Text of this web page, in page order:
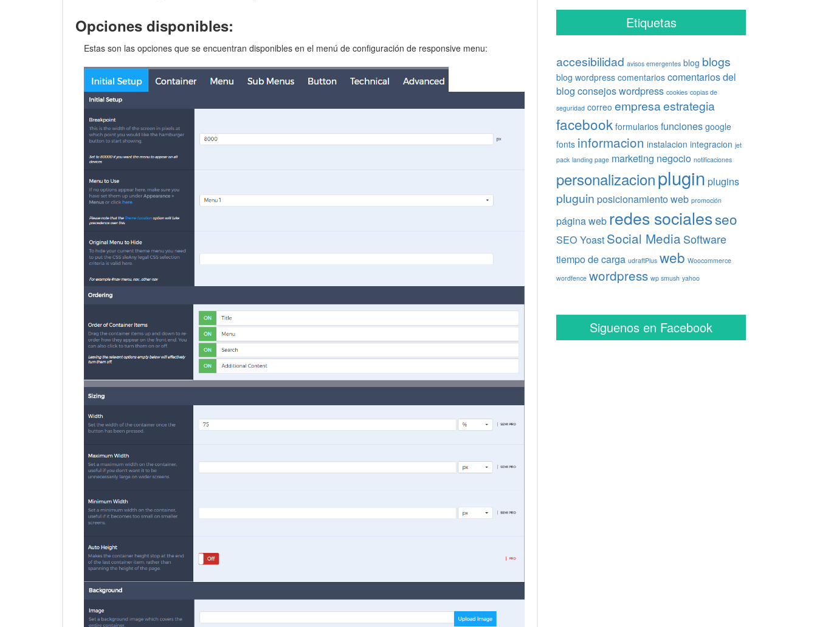
Opciones disponibles:
Estas son las opciones que se encuentran disponibles en el menú de configuración de responsive menu:
Etiquetas
accesibilidad avisos emergentes blog blogs
blog wordpress comentarios comentarios del
blog consejos wordpress cookies copias de
seguridad correo empresaestrategia
facebook formularios funciones google
fonts informacion instalacion integracion jet
pack landing page marketing negocio notificaciones
personalizacionplugin plugins
pluguin posicionamiento web promoción
página web redes socialesseo
SEO Yoast Social Media Software
tiempo de carga udraftPlus web Woocommerce
wordfence wordpress wp smush yahoo
Siguenos en Facebook